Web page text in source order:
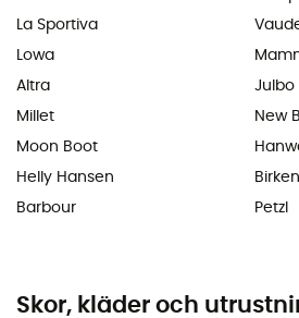
La Sportiva
Lowa
Altra
Millet
Moon Boot
Helly Hansen
Barbour
Julbo
New
Petzl
Skor, kläder och